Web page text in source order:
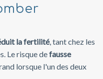
la fertilité, tant chez les
Le risque defausse
lorsque l'un des deux